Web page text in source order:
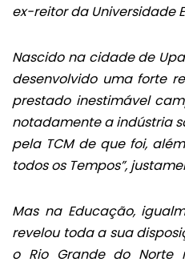
ex-reitor da Universidade
Nascido na cidade de
desenvolvido uma forte
prestado inestimável
notadamente a indústria
pela TCM de que foi,
todos os Tempos”,
Mas na Educação,
revelou toda a sua
o Rio Grande do Norte